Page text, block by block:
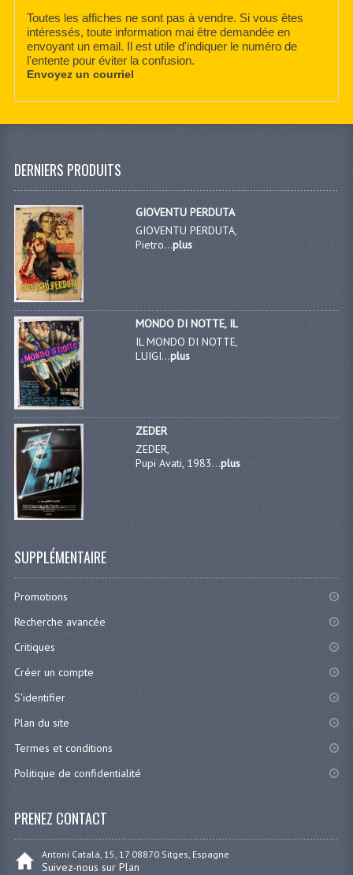
Toutes les affiches ne sont pas à vendre. Si vous êtes
intéressés, toute information mai être demandée en
envoyant un email. Il est utile d'indiquer le numéro de
l'entente pour éviter la confusion.
Envoyez un courriel
DERNIERS PRODUITS
GIOVENTU PERDUTA
GIOVENTU PERDUTA,
Pietro...plus
MONDO DI NOTTE, IL
IL MONDO DI NOTTE,
LUIGI...plus
ZEDER
ZEDER,
Pupi Avati, 1983...plus
SUPPLÉMENTAIRE
Promotions
Recherche avancée
Critiques
Créer un compte
S'identifier
Plan du site
Termes et conditions
Politique de confidentialité
PRENEZ CONTACT
Antoni Catalá, 15, 17 08870 Sitges, Espagne
Suivez-nous sur Plan